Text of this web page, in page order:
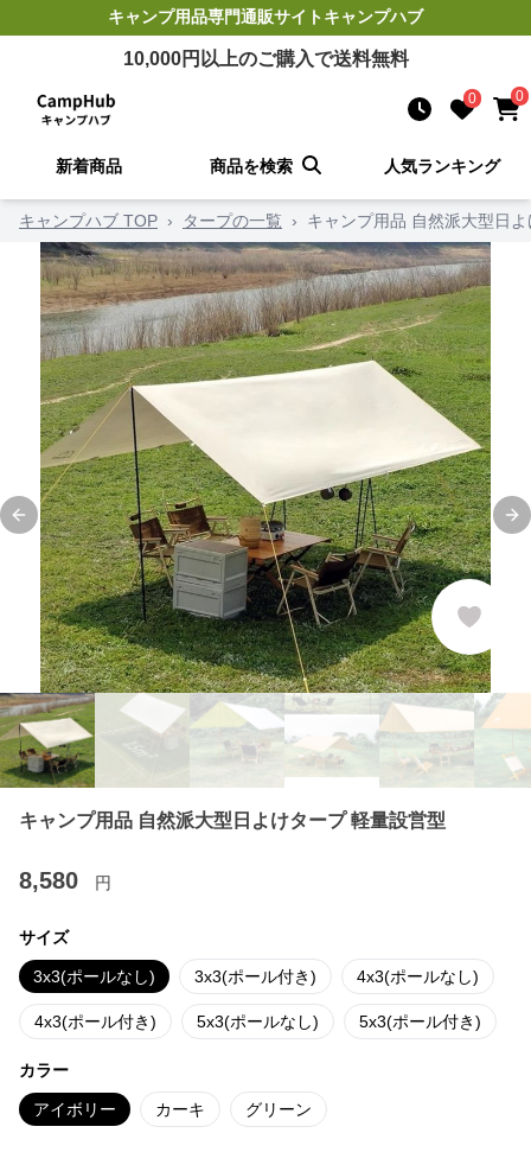
キャンプ用品専門通販サイトキャンプハブ
10,000円以上のご購入で送料無料
0 0
新着商品 商品を検索 人気ランキング
キャンプハブ TOP › タープの一覧 › キャンプ用品 自然派大型日
Previous slide
キャンプ用品 自然派大型日よけタープ 軽量設営型
8,580 円
サイズ
3x3(ポールなし) 3x3(ポール付き) 4x3(ポールなし)
4x3(ポール付き) 5x3(ポールなし) 5x3(ポール付き)
カラー
アイボリー カーキ グリーン